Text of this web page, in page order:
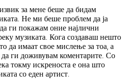
за мене беше да бидам
Не ми беше проблем да ја
ги покажам оние најлични
музиката. Кога создаваш нешто
да имаат свое мислење за тоа, а
ги доживувам коментарите. Со
токму искреноста е она што
со еден артист.